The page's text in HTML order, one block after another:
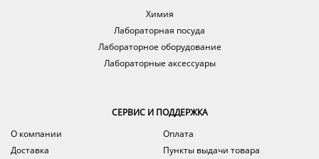
Химия
Лабораторная посуда
Лабораторное оборудование
Лабораторные аксессуары
СЕРВИС И ПОДДЕРЖКА
О компании
Оплата
Доставка
Пункты выдачи товара